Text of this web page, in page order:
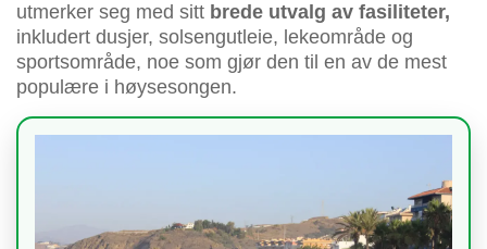
utmerker seg med sitt brede utvalg av fasiliteter,
inkludert dusjer, solsengutleie, lekeområde og
sportsområde, noe som gjør den til en av de mest
populære i høysesongen.